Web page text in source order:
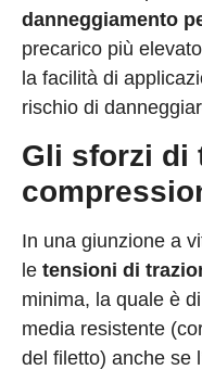
danneggiamento
precarico più
la facilità di
rischio di
Gli sforzi di
In una giunzione a
le tensioni di
minima, la quale è
media resistente
del filetto) anche se